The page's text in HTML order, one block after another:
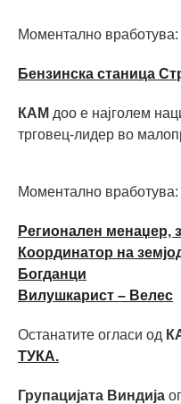
Моментално вработува:
Бензинска станица
КАМ доо е најголем
трговец-лидер во
Моментално вработува:
Регионален менаџер,
Координатор на
Богданци
Вилушкарист – Велес
Останатите огласи од
ТУКА.
Групацијата Виндија